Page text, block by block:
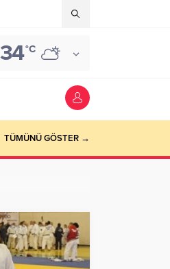
34°C
TÜMÜNÜ GÖSTER →